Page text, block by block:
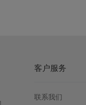
客户服务
联系我们